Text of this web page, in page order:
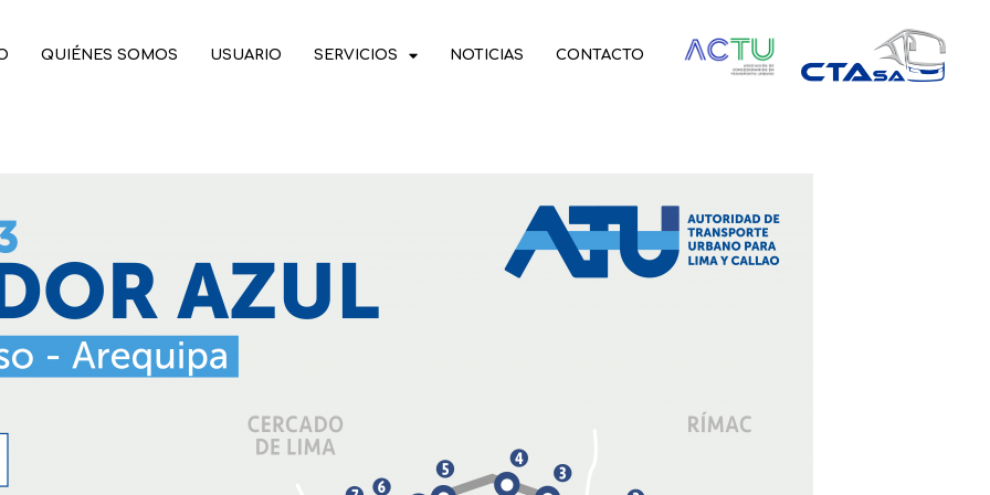
QUIÉNES SOMOS USUARIO SERVICIOS NOTICIAS CONTACTO